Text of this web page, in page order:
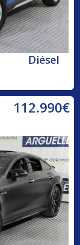
Diésel
112.990€